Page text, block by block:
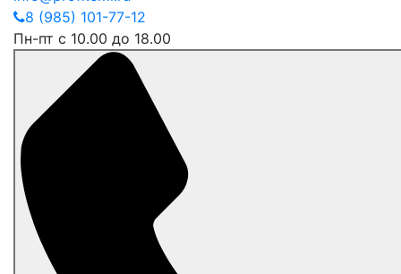
8 (985) 101-77-12
Пн-пт с 10.00 до 18.00